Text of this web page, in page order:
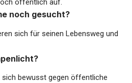
öffentlich auf.
noch gesucht?
sich für seinen Lebensweg und
sich bewusst gegen öffentliche